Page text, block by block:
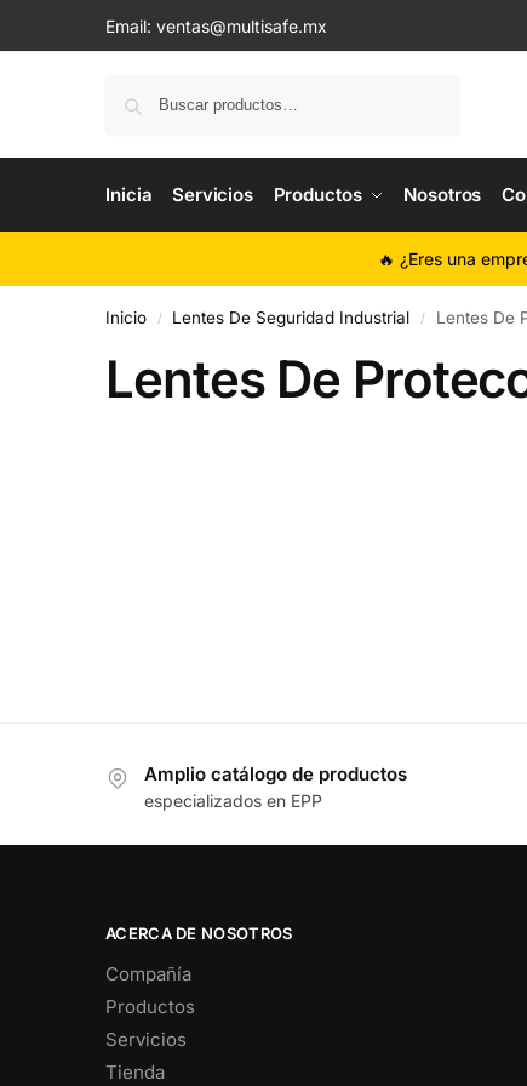
Email: ventas@multisafe.mx
Inicia Servicios Productos Nosotros
🔥 ¿Eres una
Inicio / Lentes De Seguridad Industrial / Lentes De
Lentes De
Amplio catálogo de productos
especializados en EPP
ACERCA DE NOSOTROS
Compañía
Productos
Servicios
Tienda